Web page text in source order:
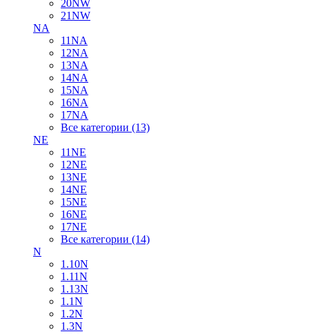
20NW
21NW
NA
11NA
12NA
13NA
14NA
15NA
16NA
17NA
Все категории (13)
NE
11NE
12NE
13NE
14NE
15NE
16NE
17NE
Все категории (14)
N
1.10N
1.11N
1.13N
1.1N
1.2N
1.3N